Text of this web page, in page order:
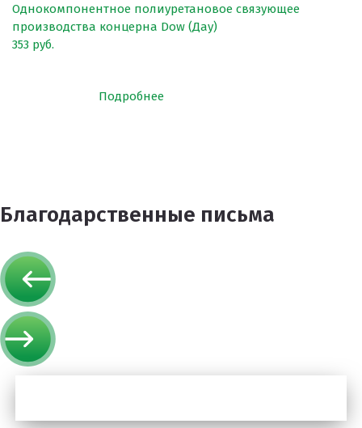
Однокомпонентное полиуретановое связующее
производства концерна Dow (Дау)
353 руб.
Подробнее
Благодарственные письма